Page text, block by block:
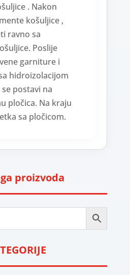
. Nakon
košuljice ,
ravno sa
Poslije
garniture i
hidroizolacijom
postavi na
pločica. Na kraju
sa pločicom.
proizvoda